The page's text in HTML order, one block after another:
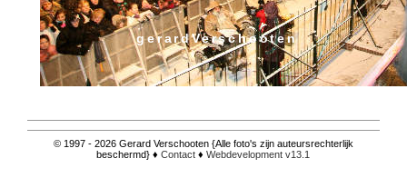
gerardVerschooten
© 1997 - 2026 Gerard Verschooten {Alle foto's zijn auteursrechterlijk
beschermd} ♦Contact ♦Webdevelopment v13.1